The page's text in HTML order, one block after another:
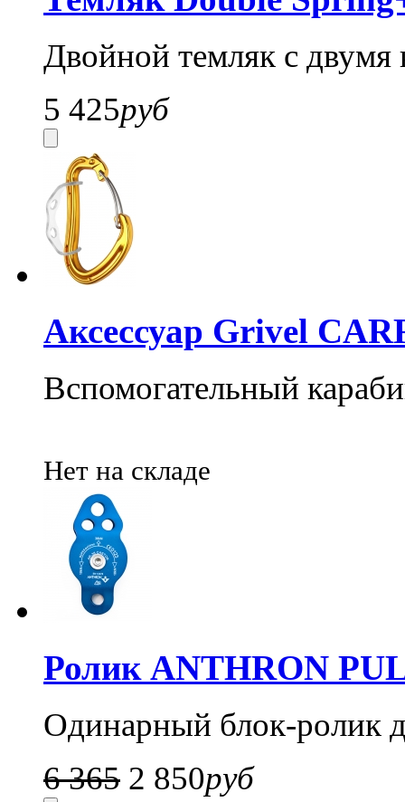
Двойной темляк с двумя
5 425руб
Аксессуар Grivel
Вспомогательный
Нет на складе
Ролик ANTHRON
Одинарный блок-ролик
6 365 2 850руб